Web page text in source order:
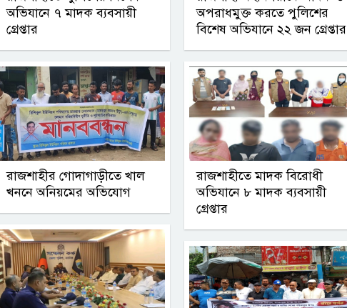
অভিযানে ৭ মাদক ব্যবসায়ী
গ্রেপ্তার
রাজশাহীর গোদাগাড়ীতে খাল
খননে অনিয়মের অভিযোগ
অপরাধমুক্ত করতে পুলিশের
বিশেষ অভিযানে ২২ জন গ্রেপ্তার
রাজশাহীতে মাদক বিরোধী
অভিযানে ৮ মাদক ব্যবসায়ী
গ্রেপ্তার